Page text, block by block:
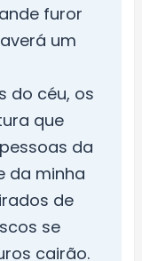
furor
um
do céu, os
que
da
da minha
de
se
cairão.